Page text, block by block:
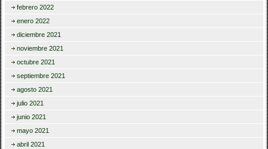
febrero 2022
enero 2022
diciembre 2021
noviembre 2021
octubre 2021
septiembre 2021
agosto 2021
julio 2021
junio 2021
mayo 2021
abril 2021